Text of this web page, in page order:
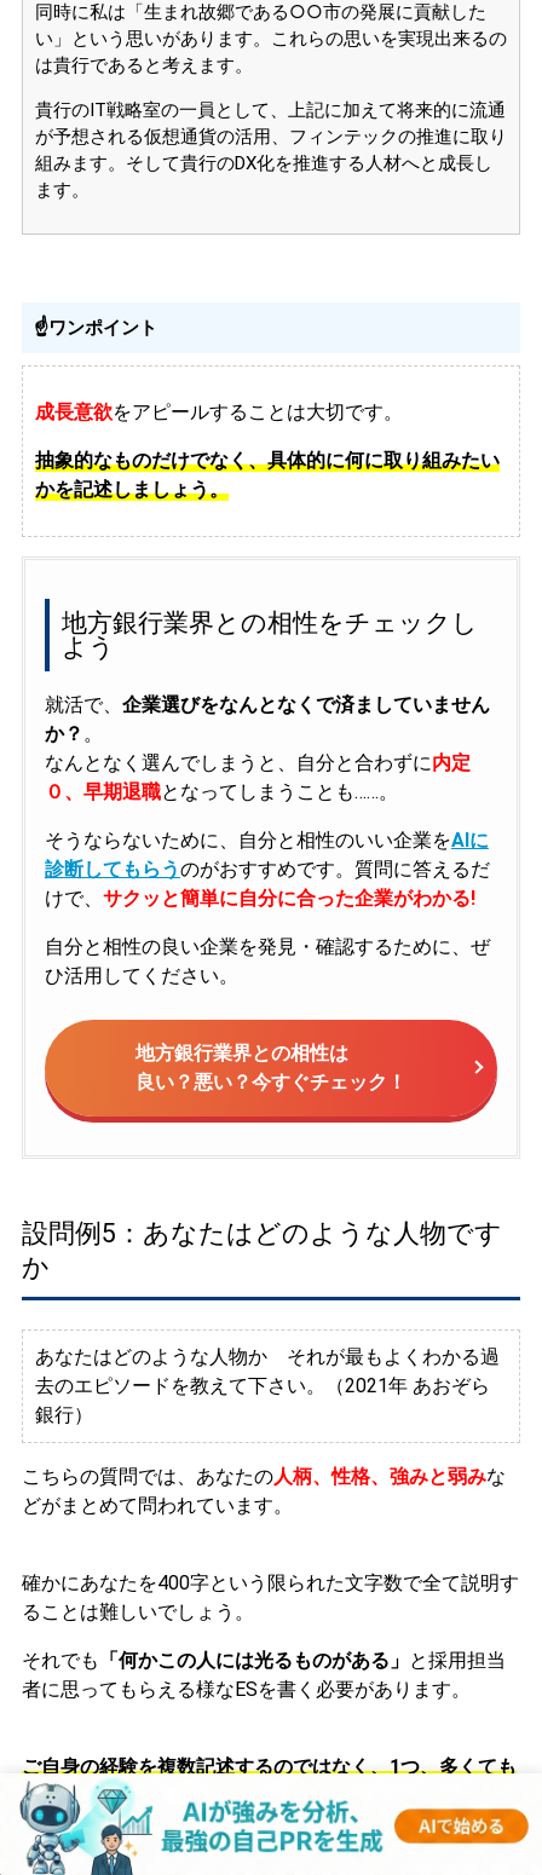
同時に私は「生まれ故郷である○○市の発展に貢献した
い」という思いがあります。これらの思いを実現出来るの
は貴行であると考えます。
貴行のIT戦略室の一員として、上記に加えて将来的に流通
が予想される仮想通貨の活用、フィンテックの推進に取り
組みます。そして貴行のDX化を推進する人材へと成長し
ます。
☝ワンポイント
成長意欲をアピールすることは大切です。
抽象的なものだけでなく、具体的に何に取り組みたい
かを記述しましょう。
地方銀行業界との相性をチェックし
よう
就活で、 企業選びをなんとなくで済ましていません
か？ 。
なんとなく選んでしまうと、自分と合わずに内定
０、早期退職となってしまうことも……。
そうならないために、自分と相性のいい企業をAIに
診断してもらうのがおすすめです。質問に答えるだ
けで、 サクッと簡単に自分に合った企業がわかる!
自分と相性の良い企業を発見・確認するために、ぜ
ひ活用してください。
地方銀行業界との相性は
良い？悪い？今すぐチェック！
設問例5：あなたはどのような人物です
か
あなたはどのような人物か それが最もよくわかる過
去のエピソードを教えて下さい。（2021年 あおぞら
銀行）
こちらの質問では、 あなたの人柄、性格、強みと弱みな
どがまとめて問われています。
確かにあなたを400字という限られた文字数で全て説明す
ることは難しいでしょう。
それでも 「何かこの人には光るものがある」 と採用担当
者に思ってもらえる様なESを書く必要があります。
ご自身の経験を複数記述するのではなく、1つ、多くても
2つに絞り、まとめましょう。